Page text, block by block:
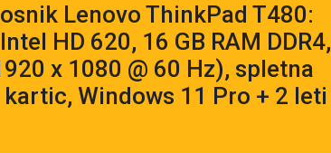
Lenovo ThinkPad T480:
HD 620, 16 GB RAM DDR4,
x 1080 @ 60 Hz), spletna
Windows 11 Pro + 2 leti